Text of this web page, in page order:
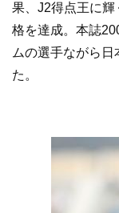
果、J2得点王に
格を達成。本誌
ムの選手ながら
た。